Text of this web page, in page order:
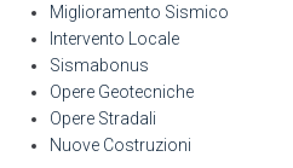
Miglioramento Sismico
Intervento Locale
Sismabonus
Opere Geotecniche
Opere Stradali
Nuove Costruzioni